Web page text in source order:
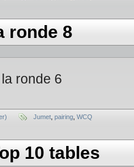
ronde 8
ronde 6
Jumet pairing WCQ
10 tables